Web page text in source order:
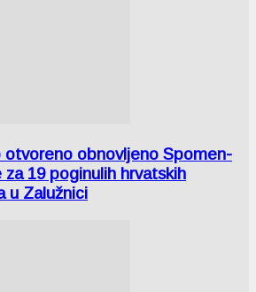
otvoreno obnovljeno Spomen-
za 19 poginulih hrvatskih
u Zalužnici